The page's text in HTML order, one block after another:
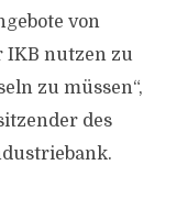
von
IKB nutzen zu
zu müssen“,
des